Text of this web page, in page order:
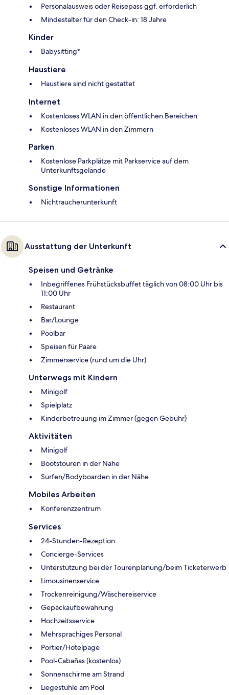
Personalausweis oder Reisepass ggf. erforderlich
Mindestalter für den Check-in: 18 Jahre
Kinder
Babysitting*
Haustiere
Haustiere sind nicht gestattet
Internet
Kostenloses WLAN in den öffentlichen Bereichen
Kostenloses WLAN in den Zimmern
Parken
Kostenlose Parkplätze mit Parkservice auf dem
Unterkunftsgelände
Sonstige Informationen
Nichtraucherunterkunft
Ausstattung der Unterkunft
Speisen und Getränke
Inbegriffenes Frühstücksbuffet täglich von 08:00 Uhr bis
11:00 Uhr
Restaurant
Bar/Lounge
Poolbar
Speisen für Paare
Zimmerservice (rund um die Uhr)
Unterwegs mit Kindern
Minigolf
Spielplatz
Kinderbetreuung im Zimmer (gegen Gebühr)
Aktivitäten
Minigolf
Bootstouren in der Nähe
Surfen/Bodyboarden in der Nähe
Mobiles Arbeiten
Konferenzzentrum
Services
24-Stunden-Rezeption
Concierge-Services
Unterstützung bei der Tourenplanung/beim Ticketerwerb
Limousinenservice
Trockenreinigung/Wäschereiservice
Gepäckaufbewahrung
Hochzeitsservice
Mehrsprachiges Personal
Portier/Hotelpage
Pool-Cabañas (kostenlos)
Sonnenschirme am Strand
Liegestühle am Pool